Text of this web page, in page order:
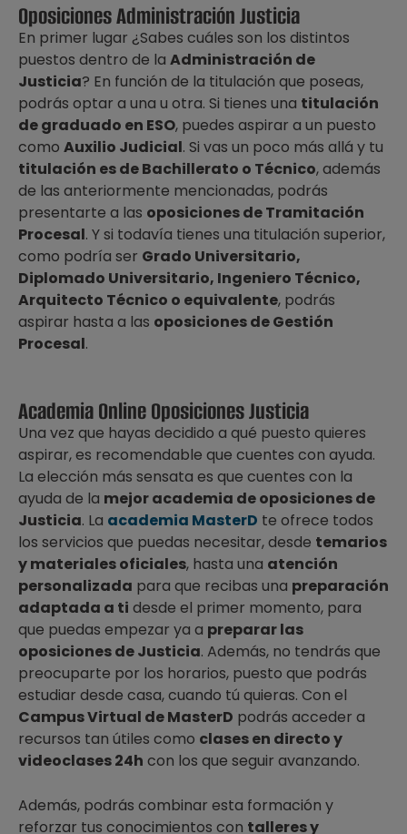
Oposiciones Administración Justicia
En primer lugar ¿Sabes cuáles son los distintos
puestos dentro de la Administración de
Justicia? En función de la titulación que poseas,
podrás optar a una u otra. Si tienes una titulación
de graduado en ESO, puedes aspirar a un puesto
como Auxilio Judicial. Si vas un poco más allá y tu
titulación es de Bachillerato o Técnico, además
de las anteriormente mencionadas, podrás
presentarte a las oposiciones de Tramitación
Procesal. Y si todavía tienes una titulación superior,
como podría ser Grado Universitario,
Diplomado Universitario, Ingeniero Técnico,
Arquitecto Técnico o equivalente, podrás
aspirar hasta a las oposiciones de Gestión
Procesal.
Academia Online Oposiciones Justicia
Una vez que hayas decidido a qué puesto quieres
aspirar, es recomendable que cuentes con ayuda.
La elección más sensata es que cuentes con la
ayuda de la mejor academia de oposiciones de
Justicia. La academia MasterD te ofrece todos
los servicios que puedas necesitar, desde temarios
y materiales oficiales, hasta una atención
personalizada para que recibas una preparación
adaptada a ti desde el primer momento, para
que puedas empezar ya a preparar las
oposiciones de Justicia. Además, no tendrás que
preocuparte por los horarios, puesto que podrás
estudiar desde casa, cuando tú quieras. Con el
Campus Virtual de MasterD podrás acceder a
recursos tan útiles como clases en directo y
videoclases 24h con los que seguir avanzando.
Además, podrás combinar esta formación y
reforzar tus conocimientos con talleres y